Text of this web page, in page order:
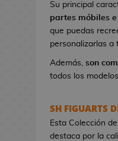
i
d
e
o
j
u
o
s
Su principal
partes móbiles
que puedas
personalizarlas a
Además, son
todos los
SH FIGUARTS
Esta Colección de
destaca por la